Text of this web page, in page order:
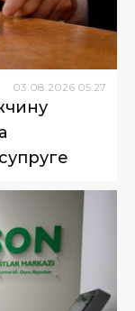
03 08 2026 05:27